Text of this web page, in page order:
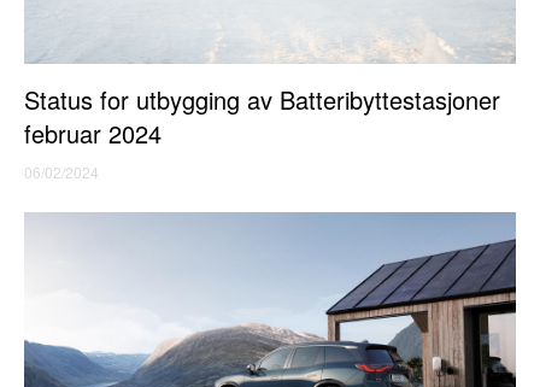
Status for utbygging av Batteribyttestasjoner
februar 2024
06/02/2024